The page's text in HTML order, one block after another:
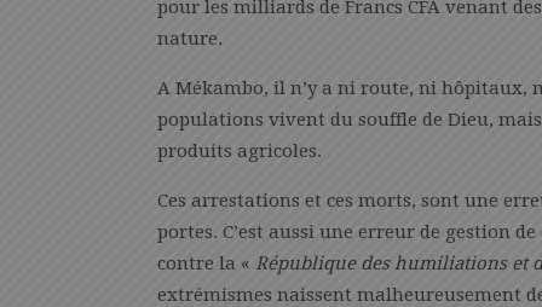
pour les milliards de Francs CFA venant
nature.
A Mékambo, il n’y a ni route, ni hôpitaux,
populations vivent du souffle de Dieu,
produits agricoles.
Ces arrestations et ces morts, sont une
portes. C’est aussi une erreur de gestion
contre la « République des humiliations et
extrémismes naissent malheureusement